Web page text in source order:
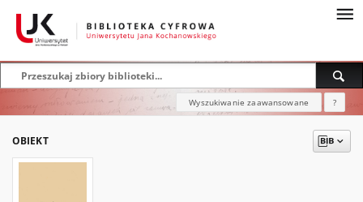
Wyszukiwanie zaawansowane ?
OBIEKT